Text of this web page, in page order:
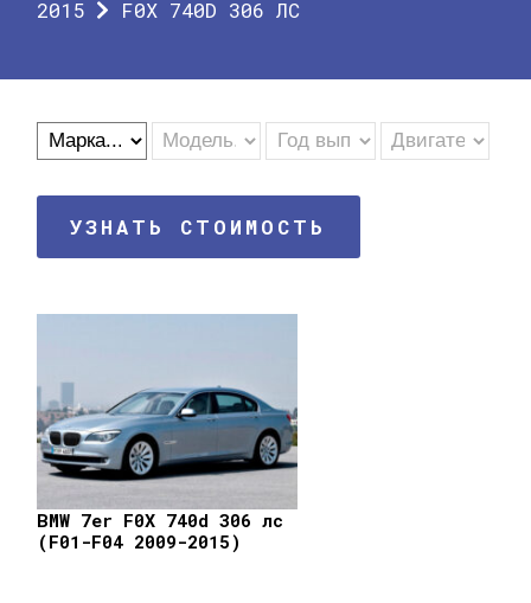
О КОМПАНИИ
ГАРАНТИЯ
2015
F0X 740D 306 ЛС
УЗНАТЬ СТОИМОСТЬ
BMW 7er F0X 740d 306 лс
(F01-F04 2009-2015)